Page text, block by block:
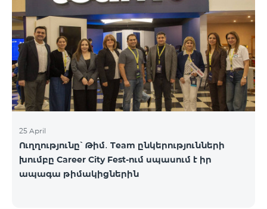
25 April
Ուղղությունը՝ Թիմ․ Team ընկերությունների
խումբը Career City Fest-ում սպասում է իր
ապագա թիմակիցներին